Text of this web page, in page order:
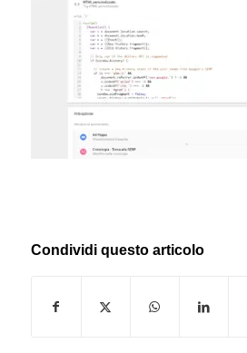
Condividi questo articolo